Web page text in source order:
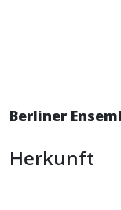
Berliner
Herkunft